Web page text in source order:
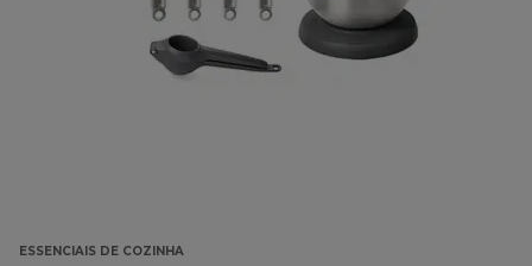
ESSENCIAIS DE COZINHA